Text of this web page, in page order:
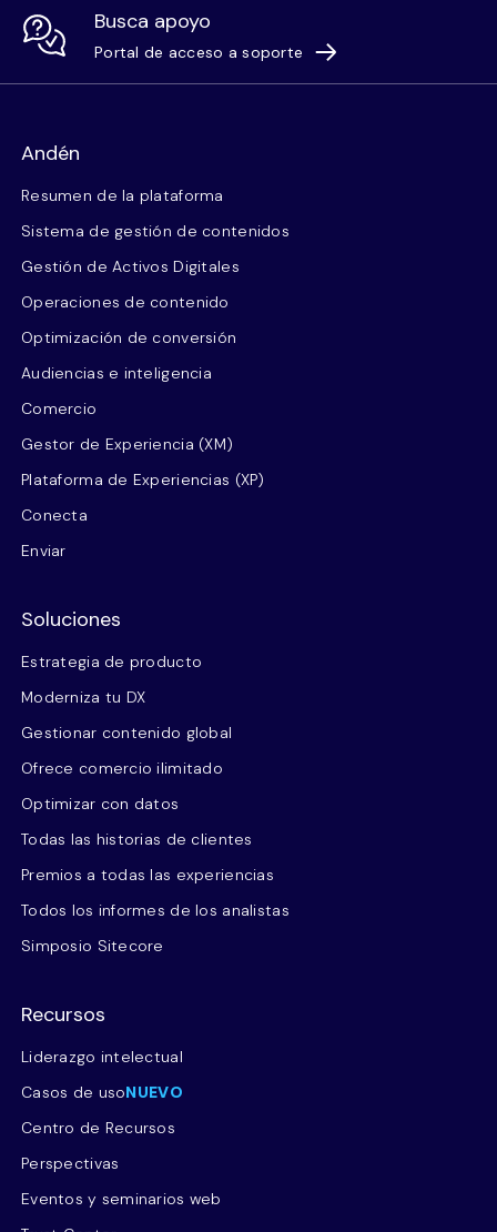
Busca apoyo
Portal de acceso a soporte
Andén
Resumen de la plataforma
Sistema de gestión de contenidos
Gestión de Activos Digitales
Operaciones de contenido
Optimización de conversión
Audiencias e inteligencia
Comercio
Gestor de Experiencia (XM)
Plataforma de Experiencias (XP)
Conecta
Enviar
Soluciones
Estrategia de producto
Moderniza tu DX
Gestionar contenido global
Ofrece comercio ilimitado
Optimizar con datos
Todas las historias de clientes
Premios a todas las experiencias
Todos los informes de los analistas
Simposio Sitecore
Recursos
Liderazgo intelectual
Casos de usoNUEVO
Centro de Recursos
Perspectivas
Eventos y seminarios web